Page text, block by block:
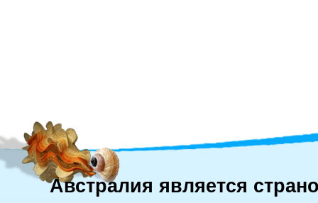
Австралия является